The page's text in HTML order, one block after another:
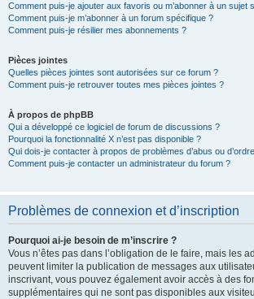
Comment puis-je ajouter aux favoris ou m’abonner à un sujet
Comment puis-je m’abonner à un forum spécifique ?
Comment puis-je résilier mes abonnements ?
Pièces jointes
Quelles pièces jointes sont autorisées sur ce forum ?
Comment puis-je retrouver toutes mes pièces jointes ?
À propos de phpBB
Qui a développé ce logiciel de forum de discussions ?
Pourquoi la fonctionnalité X n’est pas disponible ?
Qui dois-je contacter à propos de problèmes d’abus ou
Comment puis-je contacter un administrateur du forum ?
Problèmes de connexion et d’inscription
Pourquoi ai-je besoin de m’inscrire ?
Vous n’êtes pas dans l’obligation de le faire, mais les
peuvent limiter la publication de messages aux
inscrivant, vous pouvez également avoir accès à des
supplémentaires qui ne sont pas disponibles aux